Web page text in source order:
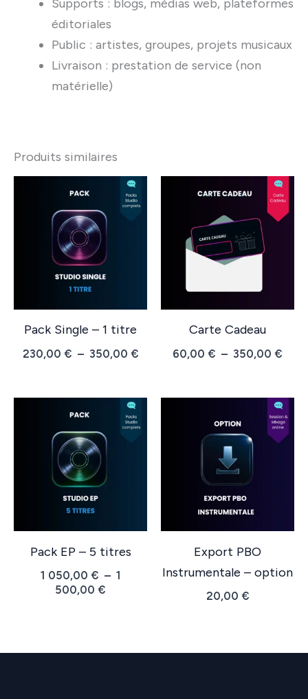
Supports : blogs, médias web, plateformes
éditoriales
Public : artistes, groupes, projets musicaux
Livraison : prestation de service (non
matérielle)
Produits similaires
Pack Single – 1 titre
230,00 € – 350,00 €Plage
230,00 €
350,00 €
Carte Cadeau
60,00 € – 350,00 €
à
Pack EP – 5 titres
1 050,00 € – 1
500,00 €
Export PBO
Instrumentale – option
20,00 €